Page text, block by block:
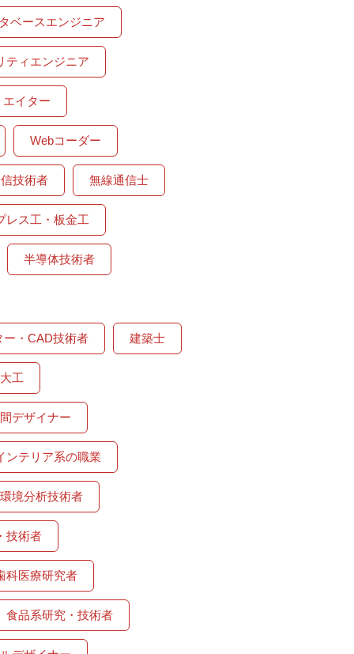
ベースエンジニア
ティエンジニア
イター
Webコーダー
技術者 無線通信士
レス工・板金工
半導体技術者
・CAD技術者 建築士
工
デザイナー
ンテリア系の職業
環境分析技術者
技術者
科医療研究者
食品系研究・技術者